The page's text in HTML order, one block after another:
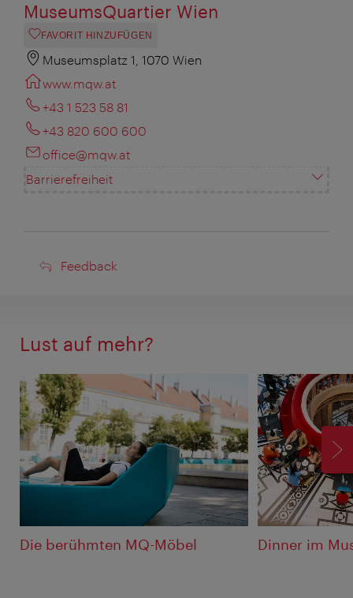
MuseumsQuartier Wien
FAVORIT HINZUFÜGEN
Museumsplatz 1, 1070 Wien
www.mqw.at
+43 1 523 58 81
+43 820 600 600
office@mqw.at
Barrierefreiheit
Feedback
Feedback
Lust auf mehr?
Die berühmten MQ-Möbel Dinner im